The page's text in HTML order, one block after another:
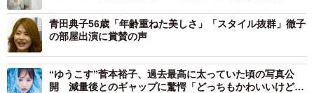
青田典子56歳「年齢重ねた美しさ」「スタイル抜群」徹子
の部屋出演に賞賛の声
“ゆうこす”菅本裕子、過去最高に太っていた頃の写真公
開 減量後とのギャップに驚愕「どっちもかわいいけどす